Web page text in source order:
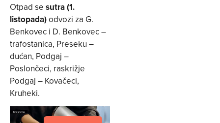
Otpad se sutra (1.
listopada)odvozi za G.
Benkovec i D. Benkovec –
trafostanica, Preseku –
dućan, Podgaj –
Poslončeci, raskrižje
Podgaj – Kovačeci,
Kruheki.